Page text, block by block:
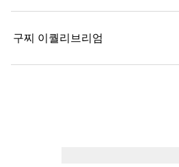
구찌 이퀄리브리엄